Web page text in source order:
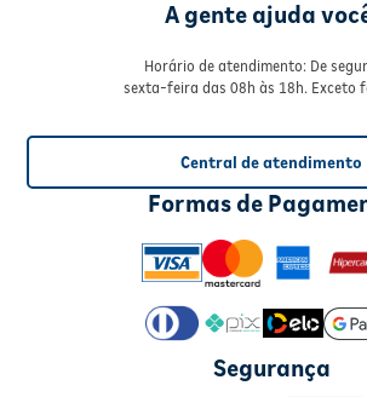
A gente ajuda
Horário de atendimento: De
sexta-feira das 08h às 18h. Exceto
Central de atendimento
Formas de
Segurança